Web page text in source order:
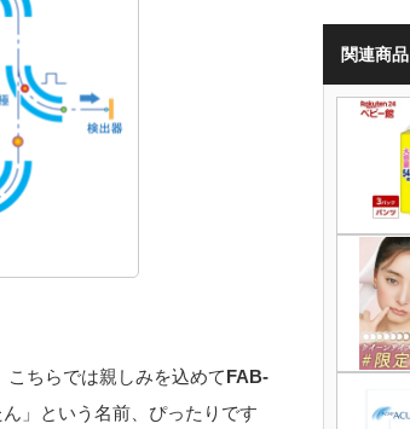
こちらでは親しみを込めてFAB-
」という名前、ぴったりです
関連商品